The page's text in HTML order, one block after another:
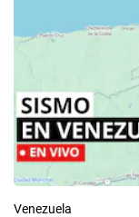
Venezuela